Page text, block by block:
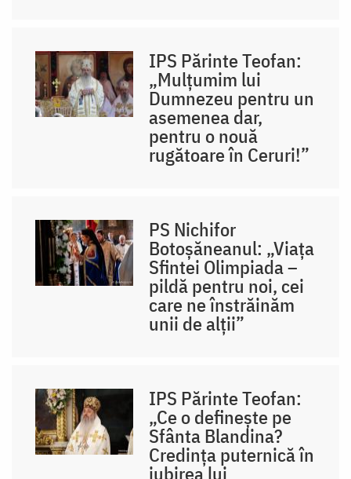
IPS Părinte Teofan:
„Mulțumim lui
Dumnezeu pentru un
asemenea dar,
pentru o nouă
rugătoare în Ceruri!”
PS Nichifor
Botoșăneanul: „Viața
Sfintei Olimpiada –
pildă pentru noi, cei
care ne înstrăinăm
unii de alții”
IPS Părinte Teofan:
„Ce o definește pe
Sfânta Blandina?
Credința puternică în
iubirea lui